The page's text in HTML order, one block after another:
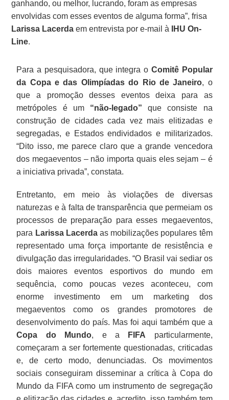
ganhando, ou melhor, lucrando, foram as empresas
envolvidas com esses eventos de alguma forma”, frisa
Larissa Lacerda em entrevista por e-mail à
IHU On-
Line.
Para a pesquisadora, que integra o Comitê Popular
da Copa e das Olimpíadas do Rio de Janeiro, o
que a promoção desses eventos deixa para as
metrópoles é um “não-legado” que consiste na
construção de cidades cada vez mais elitizadas e
segregadas, e Estados endividados e militarizados.
“Dito isso, me parece claro que a grande vencedora
dos megaeventos – não importa quais eles sejam – é
a iniciativa privada”, constata.
Entretanto, em meio às violações de diversas
naturezas e à falta de transparência que permeiam os
processos de preparação para esses megaeventos,
para Larissa Lacerdaas mobilizações populares têm
representado uma força importante de resistência e
divulgação das irregularidades. “O Brasil vai sediar os
dois maiores eventos esportivos do mundo em
sequência, como poucas vezes aconteceu, com
enorme investimento em um marketing dos
megaeventos como os grandes promotores de
desenvolvimento do país. Mas foi aqui também que a
Copa do Mundo, e a FIFA particularmente,
começaram a ser fortemente questionadas, criticadas
e, de certo modo, denunciadas. Os movimentos
sociais conseguiram disseminar a crítica à Copa do
Mundo da FIFA como um instrumento de segregação